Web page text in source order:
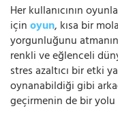
Her kullanıcının
içinoyun, kısa bir
yorgunluğunu
renkli ve eğlenceli
stres azaltıcı bir etki
oynanabildiği gibi
geçirmenin de bir